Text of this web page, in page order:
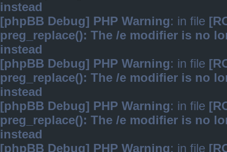
instead
[phpBB Debug] PHP Warning: in file
preg_replace(): The /e modifier is no
instead
[phpBB Debug] PHP Warning: in file
preg_replace(): The /e modifier is no
instead
[phpBB Debug] PHP Warning: in file
preg_replace(): The /e modifier is no
instead
[phpBB Debug] PHP Warning: in file